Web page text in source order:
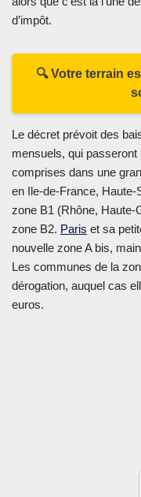
d’impôt.
🔍 Votre terrain
Le décret prévoit des
mensuels, qui
comprises dans une
en Ile-de-France, Haute-
zone B1 (Rhône, Haute-
zone B2. Paris et sa
nouvelle zone A bis,
Les communes de la
dérogation, auquel cas
euros.